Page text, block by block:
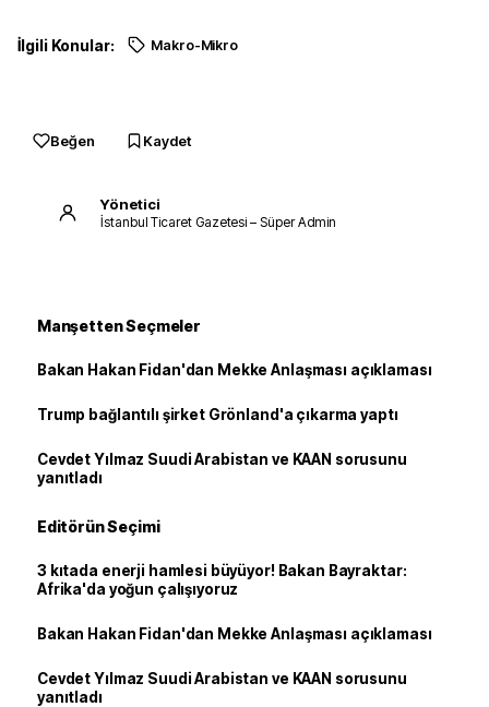
İlgili Konular: Makro-Mikro
Beğen Kaydet
Yönetici
İstanbul Ticaret Gazetesi – Süper Admin
Manşetten Seçmeler
Bakan Hakan Fidan'dan Mekke Anlaşması açıklaması
Trump bağlantılı şirket Grönland'a çıkarma yaptı
Cevdet Yılmaz Suudi Arabistan ve KAAN sorusunu
yanıtladı
Editörün Seçimi
3 kıtada enerji hamlesi büyüyor! Bakan Bayraktar:
Afrika'da yoğun çalışıyoruz
Bakan Hakan Fidan'dan Mekke Anlaşması açıklaması
Cevdet Yılmaz Suudi Arabistan ve KAAN sorusunu
yanıtladı